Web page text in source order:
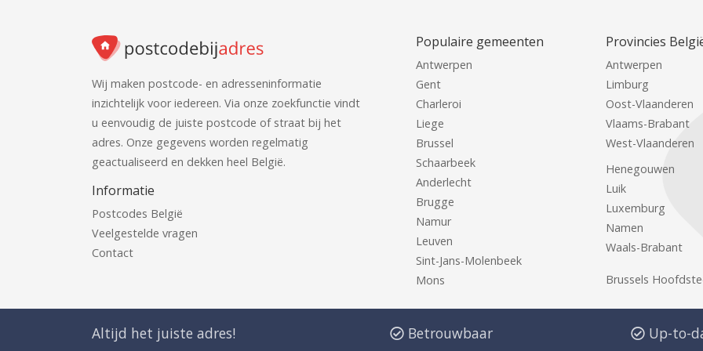
Wij maken postcode- en adresseninformatie
inzichtelijk voor iedereen. Via onze zoekfunctie vindt
u eenvoudig de juiste postcode of straat bij het
adres. Onze gegevens worden regelmatig
geactualiseerd en dekken heel België.
Informatie
Postcodes België
Veelgestelde vragen
Contact
Populaire gemeenten
Antwerpen
Gent
Charleroi
Liege
Brussel
Schaarbeek
Anderlecht
Brugge
Namur
Leuven
Sint-Jans-Molenbeek
Mons
Provincies
Antwerpen
Limburg
Oost-Vlaanderen
Vlaams-Brabant
West-Vlaanderen
Henegouwen
Luik
Luxemburg
Namen
Waals-Brabant
Brussels
Altijd het juiste adres! Betrouwbaar Up-to-